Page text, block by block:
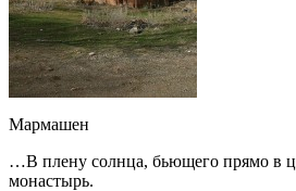
Мармашен
…В плену солнца, бьющего прямо в
монастырь.